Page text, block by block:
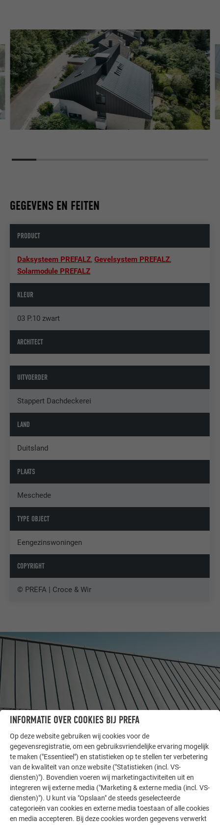
GEGEVENS EN FEITEN
PRODUCT
Daksysteem PREFALZ,Gevelsystem PREFALZ,
Solarmodule PREFALZ
KLEUR
03 P.10 zwart
ARCHITECT
UITVOERDER
Stappert Dachdeckerei
LAND
Duitsland
PLAATS
Meschede
TYPE OBJECT
Eengezinswoningen
COPYRIGHT
© PREFA | Croce & Wir
LAAT U INSPIREREN
ANDERE OBJECTEN
De PREFA referentiegallerij laat zien hoe veelzijdig
aluminium kan worden toegepast. Ontdek meer
indrukwekkende projecten met de duurzame PREFA
INFORMATIE OVER COOKIES BIJ PREFA
Op deze website gebruiken wij cookies voor de
gegevensregistratie, om een gebruiksvriendelijke ervaring mogelijk
te maken ("Essentieel") en statistieken op te stellen ter verbetering
van de kwaliteit van onze website ("Statistieken (incl. VS-
diensten)"). Bovendien voeren wij marketingactiviteiten uit en
integreren wij externe media ("Marketing & externe media (incl. VS-
diensten)"). U kunt via "Opslaan" de steeds geselecteerde
categorieën van cookies en externe media toestaan of alle cookies
en media accepteren. Bij deze cookies worden gegevens verwerkt